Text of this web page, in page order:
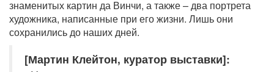
знаменитых картин да Винчи, а также – два портрета
художника, написанные при его жизни. Лишь они
сохранились до наших дней.
[Мартин Клейтон, куратор выставки]: